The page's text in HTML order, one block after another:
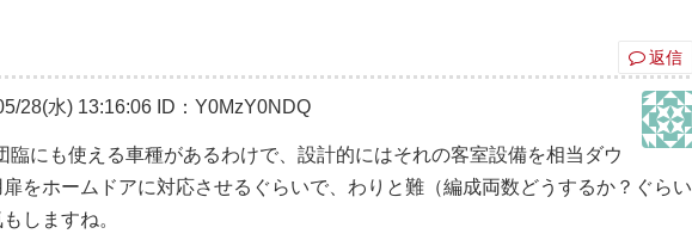
返信
28(水) 13:16:06 ID：Y0MzY0NDQ
臨にも使える車種があるわけで、設計的にはそれの客室設備を相当ダウ
をホームドアに対応させるぐらいで、わりと難（編成両数どうするか？ぐらい
しますね。